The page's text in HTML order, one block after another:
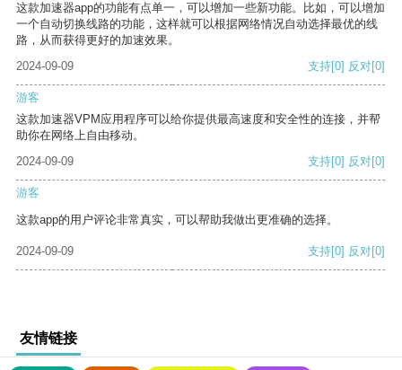
这款加速器app的功能有点单一，可以增加一些新功能。比如，可以增加
一个自动切换线路的功能，这样就可以根据网络情况自动选择最优的线
路，从而获得更好的加速效果。
2024-09-09
支持[0] 反对[0]
游客
这款加速器VPM应用程序可以给你提供最高速度和安全性的连接，并帮
助你在网络上自由移动。
2024-09-09
支持[0] 反对[0]
游客
这款app的用户评论非常真实，可以帮助我做出更准确的选择。
2024-09-09 支持[0] 反对[0]
友情链接